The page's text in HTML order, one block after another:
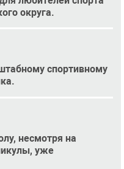
округа.
спортивному
несмотря на
уже